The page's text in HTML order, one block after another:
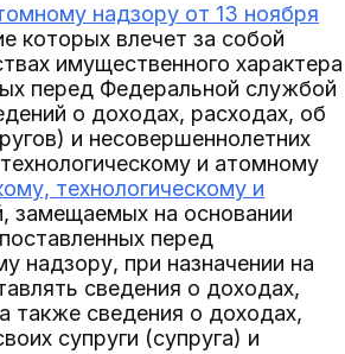
надзору от 13 ноября
которых влечет за собой
имущественного характера
перед Федеральной службой
о доходах, расходах, об
и несовершеннолетних
и атомному
технологическому и
замещаемых на основании
перед
надзору, при назначении на
сведения о доходах,
также сведения о доходах,
супруги (супруга) и